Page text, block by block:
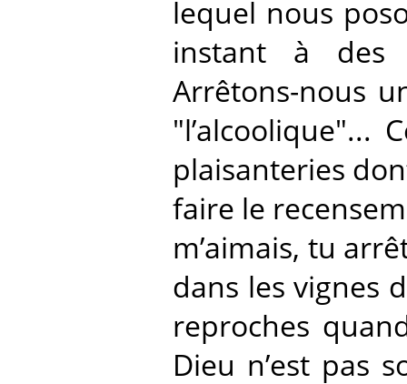
lequel nous
instant à des
Arrêtons-nous
"l’alcoolique"...
plaisanteries
faire le
m’aimais, tu
dans les vignes
reproches
Dieu n’est pas